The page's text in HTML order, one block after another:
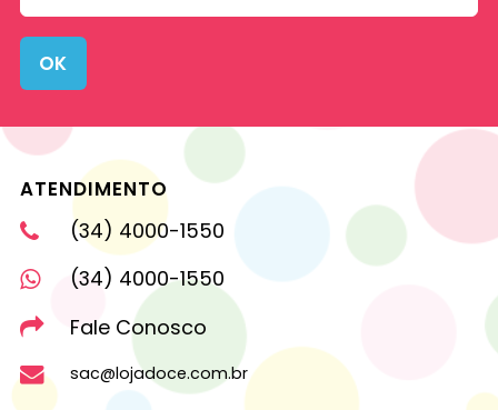
OK
ATENDIMENTO
(34) 4000-1550
(34) 4000-1550
Fale Conosco
sac@lojadoce.com.br